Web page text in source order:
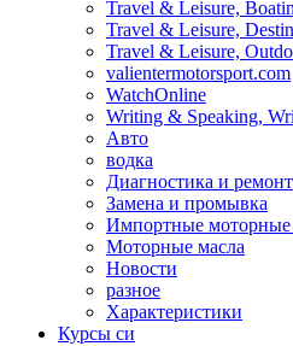
Travel & Leisure,
Travel & Leisure,
Travel & Leisure,
valientermotorsport.com
WatchOnline
Writing & Speaking,
Авто
водка
Диагностика и ремонт
Замена и промывка
Импортные моторные
Моторные масла
Новости
разное
Характеристики
Курсы си